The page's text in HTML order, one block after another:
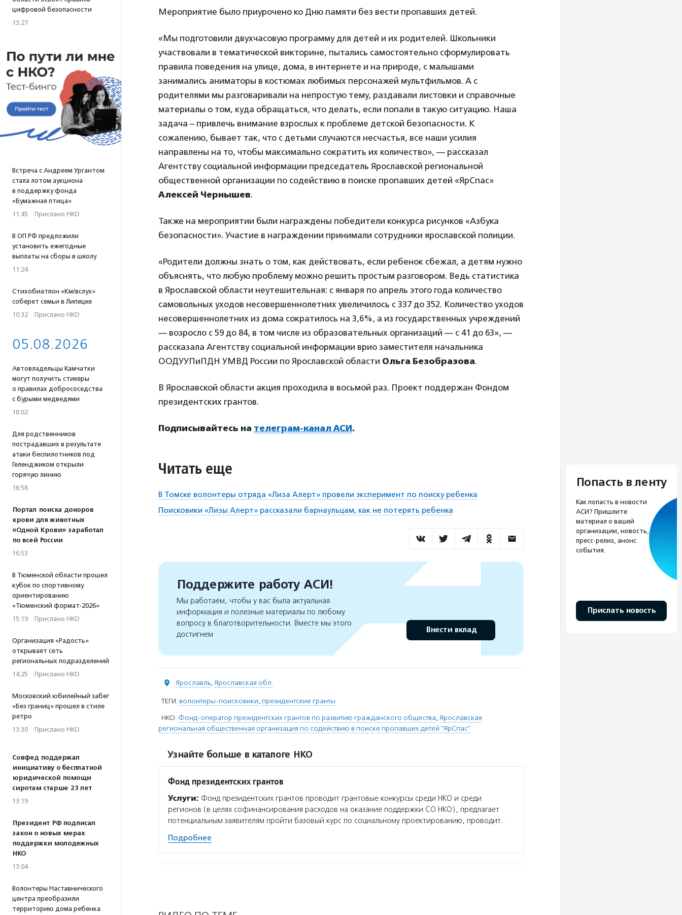
цифровой безопасности
13:27
Встреча с Андреем Ургантом
стала лотом аукциона
в поддержку фонда
«Бумажная птица»
11:45 · Прислано НКО
В ОП РФ предложили
установить ежегодные
выплаты на сборы в школу
11:24
Стихобиатлон «Км/вслух»
соберет семьи в Липецке
10:32 · Прислано НКО
05.08.2026
Автовладельцы Камчатки
могут получить стикеры
о правилах добрососедства
с бурыми медведями
18:02
Для родственников
пострадавших в результате
атаки беспилотников под
Геленджиком открыли
горячую линию
16:58
Портал поиска доноров
крови для животных
«Одной Крови» заработал
по всей России
16:53
В Тюменской области прошел
кубок по спортивному
ориентированию
«Тюменский формат-2026»
15:19 · Прислано НКО
Организация «Радость»
открывает сеть
региональных подразделений
14:25 · Прислано НКО
Московский юбилейный забег
«Без границ» прошел в стиле
ретро
13:30 · Прислано НКО
Совфед поддержал
инициативу о бесплатной
юридической помощи
сиротам старше 23 лет
13:19
Президент РФ подписал
закон о новых мерах
поддержки молодежных
НКО
13:04
Волонтеры Наставнического
центра преобразили
территорию дома ребенка
Мероприятие было приурочено ко Дню памяти без вести пропавших детей.
«Мы подготовили двухчасовую программу для детей и их родителей. Школьники
участвовали в тематической викторине, пытались самостоятельно сформулировать
правила поведения на улице, дома, в интернете и на природе, с малышами
занимались аниматоры в костюмах любимых персонажей мультфильмов. А с
родителями мы разговаривали на непростую тему, раздавали листовки и справочные
материалы о том, куда обращаться, что делать, если попали в такую ситуацию. Наша
задача – привлечь внимание взрослых к проблеме детской безопасности. К
сожалению, бывает так, что с детьми случаются несчастья, все наши усилия
направлены на то, чтобы максимально сократить их количество», — рассказал
Агентству социальной информации председатель Ярославской региональной
общественной организации по содействию в поиске пропавших детей «ЯрСпас»
Алексей Чернышев.
Также на мероприятии были награждены победители конкурса рисунков «Азбука
безопасности». Участие в награждении принимали сотрудники ярославской полиции.
«Родители должны знать о том, как действовать, если ребенок сбежал, а детям нужно
объяснять, что любую проблему можно решить простым разговором. Ведь статистика
в Ярославской области неутешительная: с января по апрель этого года количество
самовольных уходов несовершеннолетних увеличилось с 337 до 352. Количество уходов
несовершеннолетних из дома сократилось на 3,6%, а из государственных учреждений
— возросло с 59 до 84, в том числе из образовательных организаций — с 41 до 63», —
рассказала Агентству социальной информации врио заместителя начальника
ООДУУПиПДН УМВД России по Ярославской области Ольга Безобразова.
В Ярославской области акция проходила в восьмой раз. Проект поддержан Фондом
президентских грантов.
Подписывайтесь на телеграм-канал АСИ.
Читать еще
В Томске волонтеры отряда «Лиза Алерт» провели эксперимент по поиску ребенка
Поисковики «Лизы Алерт» рассказали барнаульцам, как не потерять ребенка
Поддержите работу АСИ!
Мы работаем, чтобы у вас была актуальная
информация и полезные материалы по любому
вопросу в благотворительности. Вместе мы этого
достигнем
Внести вклад
Ярославль, Ярославская обл.
ТЕГИ: волонтеры-поисковики, президентские гранты
НКО: Фонд-оператор президентских грантов по развитию гражданского общества, Ярославская
региональная общественная организация по содействию в поиске пропавших детей "ЯрСпас"
Узнайте больше в каталоге НКО
Фонд президентских грантов
Услуги: Фонд президентских грантов проводит грантовые конкурсы среди НКО и среди
регионов (в целях софинансирования расходов на оказание поддержки СО НКО), предлагает
потенциальным заявителям пройти базовый курс по социальному проектированию, проводит…
Подробнее
Попасть в ленту
Как попасть в новости
АСИ? Пришлите
материал о вашей
организации, новость,
пресс-релиз, анонс
события.
Прислать новость